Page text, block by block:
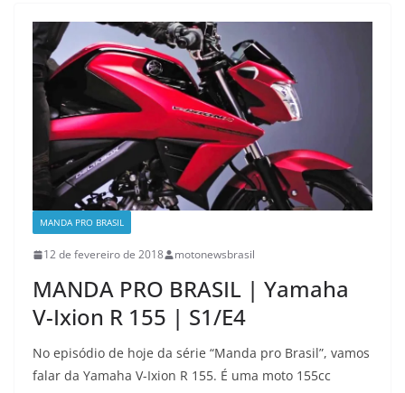
MANDA PRO BRASIL
12 de fevereiro de 2018 motonewsbrasil
MANDA PRO BRASIL | Yamaha
V-Ixion R 155 | S1/E4
No episódio de hoje da série “Manda pro Brasil”, vamos
falar da Yamaha V-Ixion R 155. É uma moto 155cc